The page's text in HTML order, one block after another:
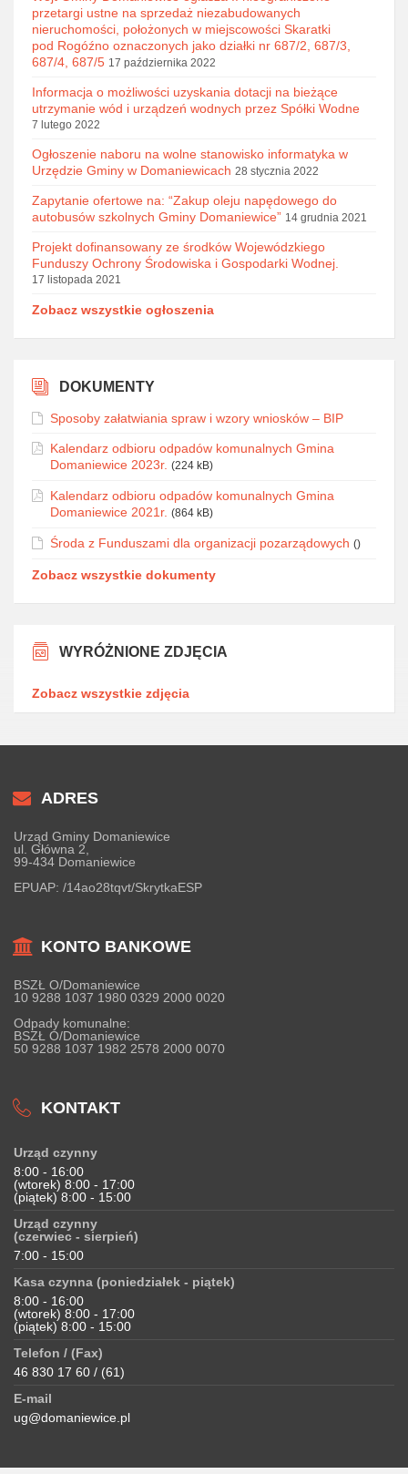
przetargi ustne na sprzedaż niezabudowanych
nieruchomości, położonych w miejscowości Skaratki
pod Rogóźno oznaczonych jako działki nr 687/2, 687/3,
687/4, 687/5 17 października 2022
Informacja o możliwości uzyskania dotacji na bieżące
utrzymanie wód i urządzeń wodnych przez Spółki Wodne
7 lutego 2022
Ogłoszenie naboru na wolne stanowisko informatyka w
Urzędzie Gminy w Domaniewicach 28 stycznia 2022
Zapytanie ofertowe na: “Zakup oleju napędowego do
autobusów szkolnych Gminy Domaniewice” 14 grudnia 2021
Projekt dofinansowany ze środków Wojewódzkiego
Funduszy Ochrony Środowiska i Gospodarki Wodnej.
17 listopada 2021
Zobacz wszystkie ogłoszenia
DOKUMENTY
Sposoby załatwiania spraw i wzory wniosków – BIP
Kalendarz odbioru odpadów komunalnych Gmina
Domaniewice 2023r. (224 kB)
Kalendarz odbioru odpadów komunalnych Gmina
Domaniewice 2021r. (864 kB)
Środa z Funduszami dla organizacji pozarządowych ()
Zobacz wszystkie dokumenty
WYRÓŻNIONE ZDJĘCIA
Zobacz wszystkie zdjęcia
ADRES
Urząd Gminy Domaniewice
ul. Główna 2,
99-434 Domaniewice
EPUAP: /14ao28tqvt/SkrytkaESP
KONTO BANKOWE
BSZŁ O/Domaniewice
10 9288 1037 1980 0329 2000 0020
Odpady komunalne:
BSZŁ O/Domaniewice
50 9288 1037 1982 2578 2000 0070
KONTAKT
Urząd czynny
8:00 - 16:00
(wtorek) 8:00 - 17:00
(piątek) 8:00 - 15:00
Urząd czynny
(czerwiec - sierpień)
7:00 - 15:00
Kasa czynna (poniedziałek - piątek)
8:00 - 16:00
(wtorek) 8:00 - 17:00
(piątek) 8:00 - 15:00
Telefon / (Fax)
46 830 17 60 / (61)
E-mail
ug@domaniewice.pl